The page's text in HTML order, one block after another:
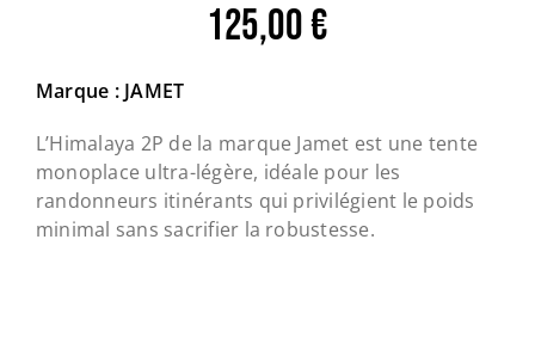
125,00€
Marque : JAMET
L’Himalaya 2P de la marque Jamet est une tente
monoplace ultra-légère, idéale pour les
randonneurs itinérants qui privilégient le poids
minimal sans sacrifier la robustesse.